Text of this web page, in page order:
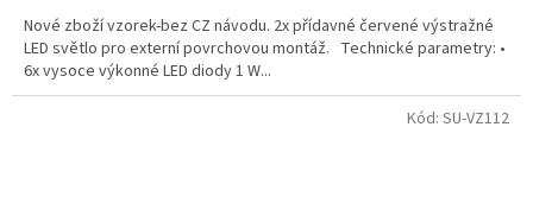
Nové zboží vzorek-bez CZ návodu. 2x přídavné červené výstražné
LED světlo pro externí povrchovou montáž. Technické parametry: •
6x vysoce výkonné LED diody 1 W...
Kód: SU-VZ112